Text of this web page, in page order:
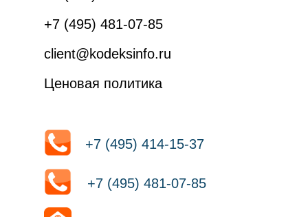
+7 (495) 414-15-37
+7 (495) 481-07-85
+7 (495) 481-07-85
client@kodeksinfo.ru
Ценовая политика